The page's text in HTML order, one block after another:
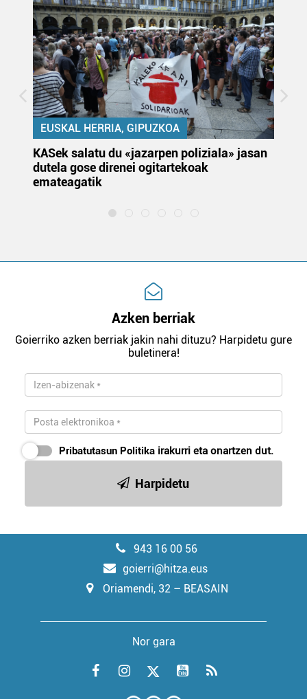
EUSKAL HERRIA, GIPUZKOA
KASek salatu du «jazarpen poliziala» jasan
dutela gose direnei ogitartekoak
emateagatik
Azken berriak
Goierriko azken berriak jakin nahi dituzu? Harpidetu gure
buletinera!
Pribatutasun Politika irakurri eta onartzen dut.
Harpidetu
943 16 00 56
goierri@hitza.eus
Oriamendi, 32 – BEASAIN
Nor gara